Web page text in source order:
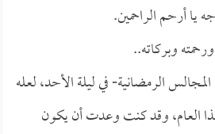
يا أرحم الراحمين.
وبركاته..
الرمضانية- في ليلة الأحد، لعله
العام، وقد كنت وعدت أن يكون